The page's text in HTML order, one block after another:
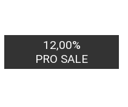
12,00%
PRO SALE